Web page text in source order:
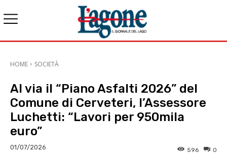
HOME SOCIETÀ
Al via il “Piano Asfalti 2026” del
Comune di Cerveteri, l’Assessore
Luchetti: “Lavori per 950mila
euro”
01/07/2026 0
596